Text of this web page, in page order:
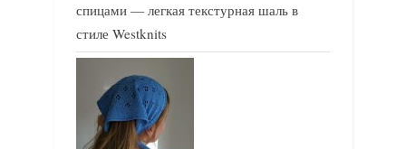
спицами — легкая текстурная шаль в
стиле Westknits